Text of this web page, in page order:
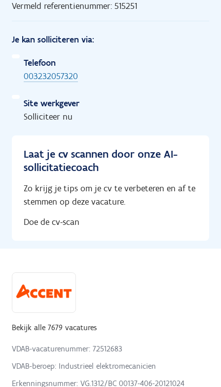
Vermeld referentienummer: 515251
Je kan solliciteren via:
Telefoon
003232057320
Site werkgever
Solliciteer nu
Laat je cv scannen door onze AI-
sollicitatiecoach
Zo krijg je tips om je cv te verbeteren en af te
stemmen op deze vacature.
Doe de cv-scan
Bekijk alle 7679 vacatures
VDAB-vacaturenummer: 72512683
VDAB-beroep: Industrieel elektromecanicien
Erkenningsnummer: VG.1312/BC 00137-406-20121024